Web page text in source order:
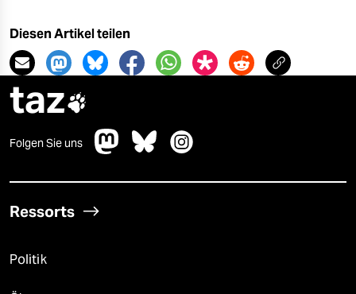
Diesen Artikel teilen
taz
Folgen Sie uns
Ressorts
Politik